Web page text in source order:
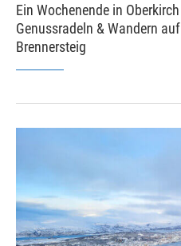
Ein Wochenende in
Genussradeln & Wandern
Brennersteig